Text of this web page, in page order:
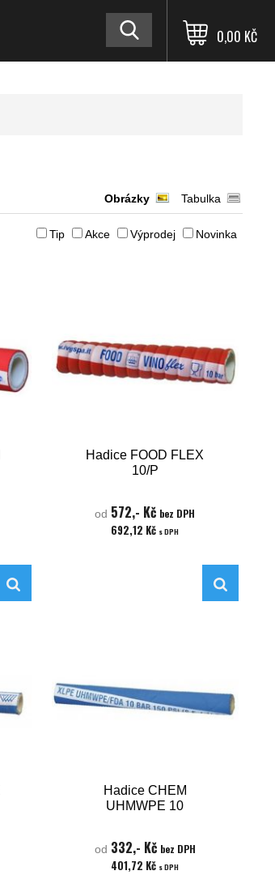
0,00 KČ
Obrázky Tabulka
Tip Akce Výprodej
Novinka
Hadice FOOD FLEX
10/P
od 572,- Kč bez DPH
692,12 Kč s DPH
Hadice CHEM
UHMWPE 10
od 332,- Kč bez DPH
401,72 Kč s DPH